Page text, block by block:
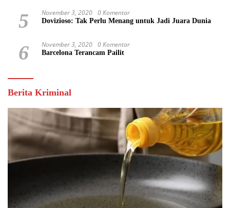
5 November 3, 2020 0 Komentar
Dovizioso: Tak Perlu Menang untuk Jadi Juara Dunia
6 November 3, 2020 0 Komentar
Barcelona Terancam Pailit
Berita Kriminal